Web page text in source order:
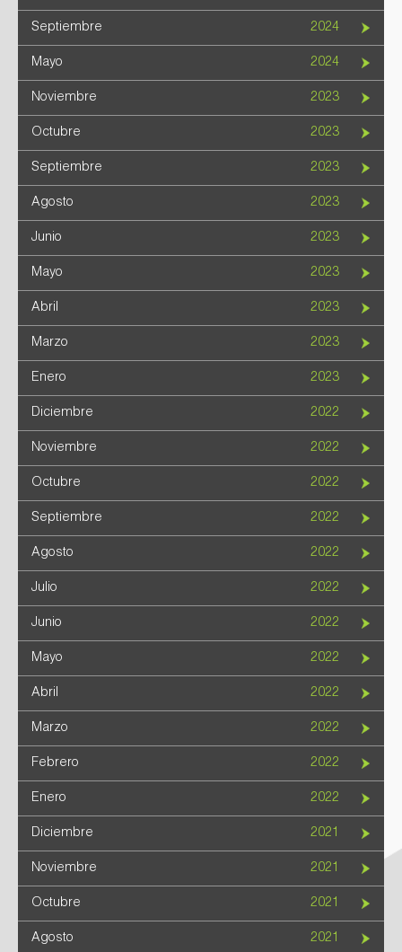
Septiembre 2024
Mayo 2024
Noviembre 2023
Octubre 2023
Septiembre 2023
Agosto 2023
Junio 2023
Mayo 2023
Abril 2023
Marzo 2023
Enero 2023
Diciembre 2022
Noviembre 2022
Octubre 2022
Septiembre 2022
Agosto 2022
Julio 2022
Junio 2022
Mayo 2022
Abril 2022
Marzo 2022
Febrero 2022
Enero 2022
Diciembre 2021
Noviembre 2021
Octubre 2021
Agosto 2021